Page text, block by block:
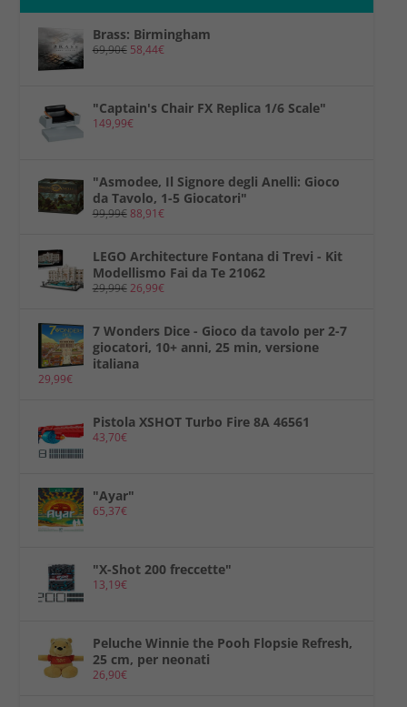
Brass: Birmingham
69,90€ 58,44€
"Captain's Chair FX Replica 1/6 Scale"
149,99€
"Asmodee, Il Signore degli Anelli: Gioco
da Tavolo, 1-5 Giocatori"
99,99€88,91€
LEGO Architecture Fontana di Trevi - Kit
Modellismo Fai da Te 21062
29,99€26,99€
7 Wonders Dice - Gioco da tavolo per 2-7
giocatori, 10+ anni, 25 min, versione
italiana
29,99€
Pistola XSHOT Turbo Fire 8A 46561
43,70€
"Ayar"
65,37€
"X-Shot 200 freccette"
13,19€
Peluche Winnie the Pooh Flopsie Refresh,
25 cm, per neonati
26,90€